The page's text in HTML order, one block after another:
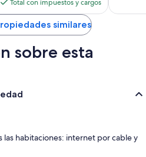
es
de
$178
Total con impuestos y cargos
similares
sobre esta
las habitaciones: internet por cable y